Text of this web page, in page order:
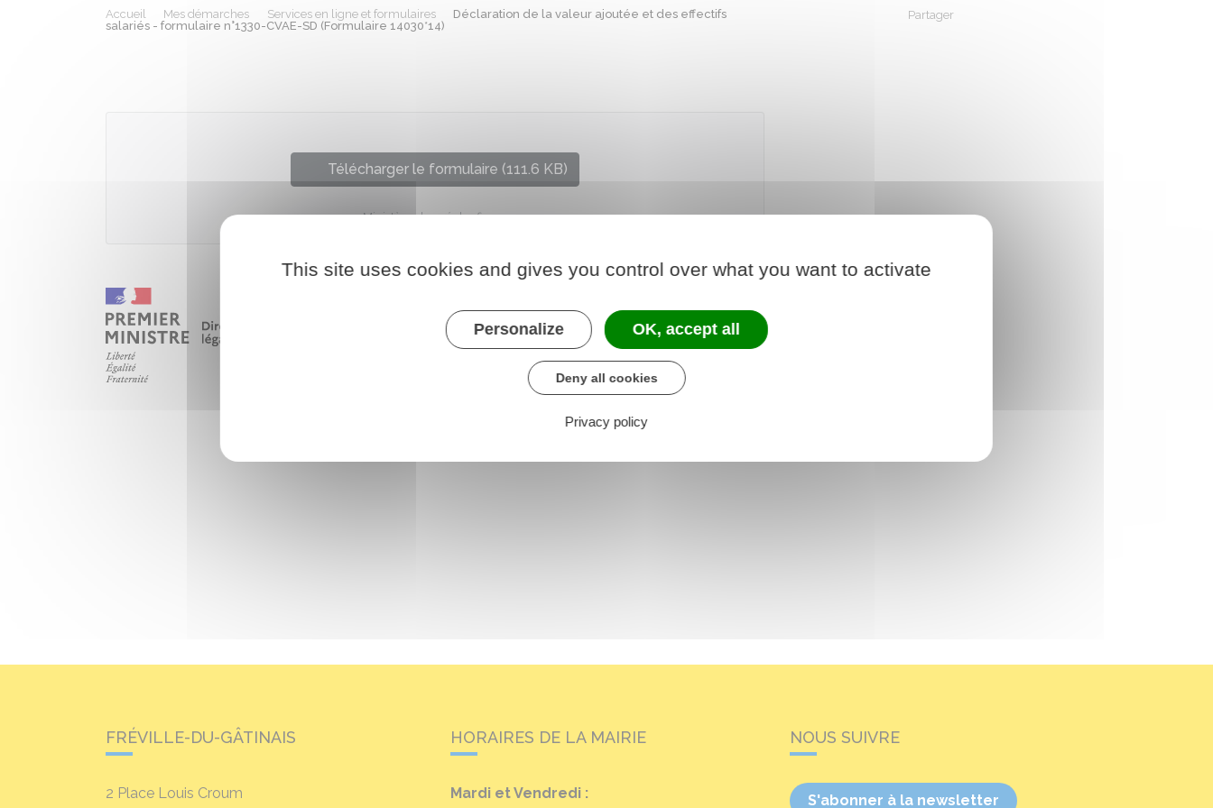
Accueil Mes démarches Services en ligne et formulaires
Déclaration de la valeur ajoutée et des effectifs
salariés - formulaire n°1330-CVAE-SD (Formulaire 14030*14)
Partager
Télécharger le formulaire (111.6 KB)
Ministère chargé des finances
FRÉVILLE-DU-GÂTINAIS
2 Place Louis Croum
HORAIRES DE LA MAIRIE
Mardi et Vendredi :
NOUS SUIVRE
S'abonner à la newsletter
This site uses cookies and gives you control over what you want to activate
Personalize OK, accept all
Deny all cookies
Privacy policy